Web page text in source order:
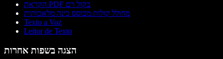
הקראת PDF בקול רם
מחולל קולות מבוסס בינה מלאכותית
Texto a Voz
Leitor de Texto
הצגה בשפות אחרות